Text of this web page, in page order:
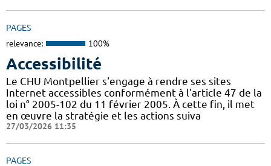
PAGES
relevance: 100%
Accessibilité
Le CHU Montpellier s'engage à rendre ses sites
Internet accessibles conformément à l'article 47 de la
loi n° 2005-102 du 11 février 2005. À cette fin, il met
en œuvre la stratégie et les actions suiva
27/03/2026 11:35
PAGES